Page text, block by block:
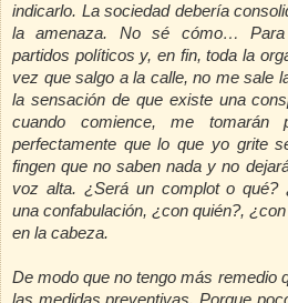
indicarlo. La sociedad debería
la amenaza. Nosé cómo… Para
partidos políticos y, en fin, toda la
vez que salgo a la calle, no me sale
la sensación de que existe una
cuando comience, me tomarán
perfectamente que lo que yo grite
fingen que no saben nada y no
voz alta. ¿Será un complot o qué?
una confabulación, ¿con quién?,
en la cabeza.
De modo que no tengo más remedio
las medidas preventivas. Porque